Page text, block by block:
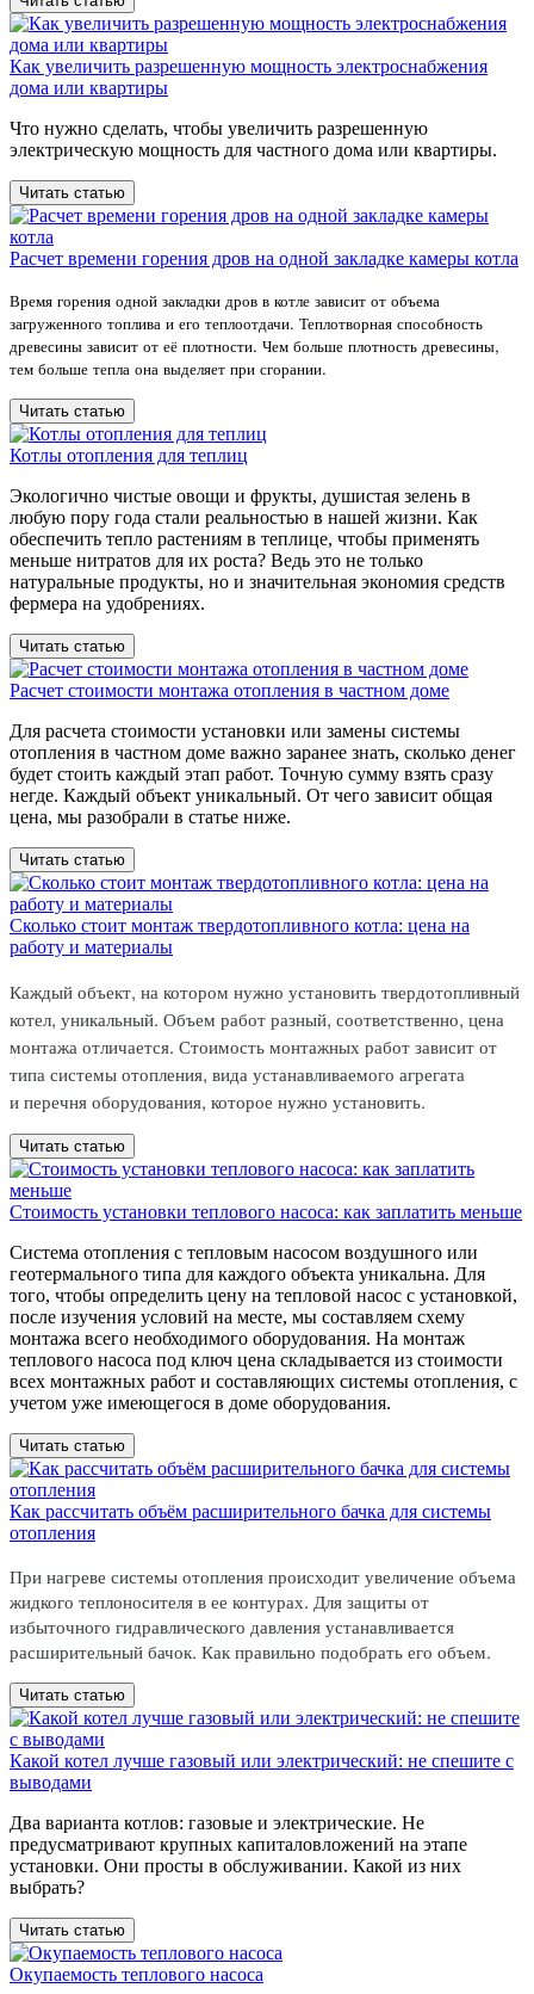
Как увеличить разрешенную мощность электроснабжения
дома или квартиры
Что нужно сделать, чтобы увеличить разрешенную
электрическую мощность для частного дома или квартиры.
Читать статью
Расчет времени горения дров на одной закладке камеры котла
Время горения одной закладки дров в котле зависит от объема
загруженного топлива и его теплоотдачи. Теплотворная способность
древесины зависит от её плотности. Чем больше плотность древесины,
тем больше тепла она выделяет при сгорании.
Читать статью
Котлы отопления для теплиц
Экологично чистые овощи и фрукты, душистая зелень в
любую пору года стали реальностью в нашей жизни. Как
обеспечить тепло растениям в теплице, чтобы применять
меньше нитратов для их роста? Ведь это не только
натуральные продукты, но и значительная экономия средств
фермера на удобрениях.
Читать статью
Расчет стоимости монтажа отопления в частном доме
Для расчета стоимости установки или замены системы
отопления в частном доме важно заранее знать, сколько денег
будет стоить каждый этап работ. Точную сумму взять сразу
негде. Каждый объект уникальный. От чего зависит общая
цена, мы разобрали в статье ниже.
Читать статью
Сколько стоит монтаж твердотопливного котла: цена на
работу и материалы
Каждый объект, на котором нужно установить твердотопливный
котел, уникальный. Объем работ разный, соответственно, цена
монтажа отличается. Стоимость монтажных работ зависит от
типа системы отопления, вида устанавливаемого агрегата
и перечня оборудования, которое нужно установить.
Читать статью
Стоимость установки теплового насоса: как заплатить меньше
Система отопления с тепловым насосом воздушного или
геотермального типа для каждого объекта уникальна. Для
того, чтобы определить цену на тепловой насос с установкой,
после изучения условий на месте, мы составляем схему
монтажа всего необходимого оборудования. На монтаж
теплового насоса под ключ цена складывается из стоимости
всех монтажных работ и составляющих системы отопления, с
учетом уже имеющегося в доме оборудования.
Читать статью
Как рассчитать объём расширительного бачка для системы
отопления
При нагреве системы отопления происходит увеличение объема
жидкого теплоносителя в ее контурах. Для защиты от
избыточного гидравлического давления устанавливается
расширительный бачок. Как правильно подобрать его объем.
Читать статью
Какой котел лучше газовый или электрический: не спешите с
выводами
Два варианта котлов: газовые и электрические. Не
предусматривают крупных капиталовложений на этапе
установки. Они просты в обслуживании. Какой из них
выбрать?
Читать статью
Окупаемость теплового насоса